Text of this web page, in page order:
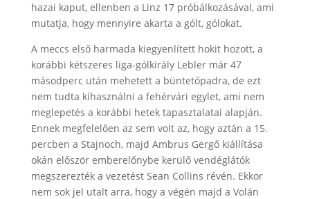
hazai kaput, ellenben a Linz 17 próbálkozásával, ami
mutatja, hogy mennyire akarta a gólt, gólokat.
A meccs első harmada kiegyenlített hokit hozott, a
korábbi kétszeres liga-gólkirály Lebler már 47
másodperc után mehetett a büntetőpadra, de ezt
nem tudta kihasználni a fehérvári egylet, ami nem
meglepetés a korábbi hetek tapasztalatai alapján.
Ennek megfelelően az sem volt az, hogy aztán a 15.
percben a Stajnoch, majd Ambrus Gergő kiállítása
okán először emberelőnybe kerülő vendéglátók
megszerezték a vezetést Sean Collins révén. Ekkor
nem sok jel utalt arra, hogy a végén majd a Volán